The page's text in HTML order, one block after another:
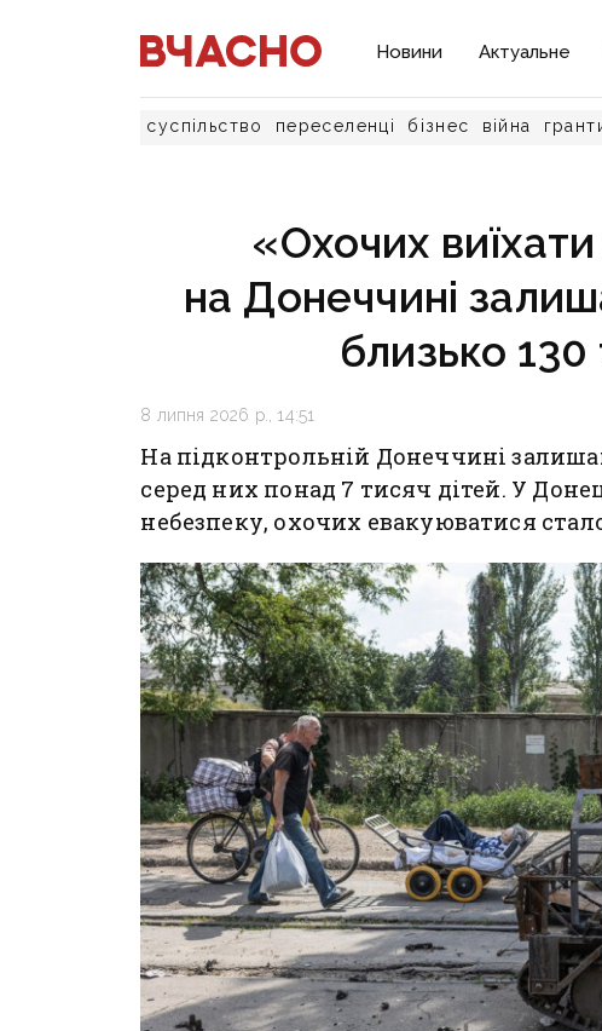
Новини Актуальне
суспільство переселенці бізнес війна
«Охочих
на Донеччині
близько
8 липня 2026 р., 14:51
На підконтрольній Донеччині
серед них понад 7 тисяч дітей. У
небезпеку, охочих евакуюватися